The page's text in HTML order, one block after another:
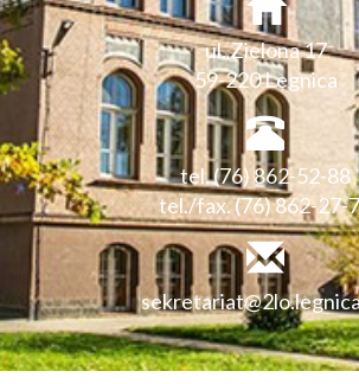
ul. Zielona 17
59-220 Legnica
tel. (76) 862-52-88
tel./fax. (76) 862-27-